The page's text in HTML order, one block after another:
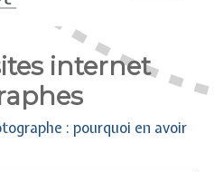
internet
: pourquoi en avoir